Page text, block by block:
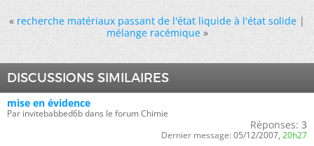
« recherche matériaux passant de l'état liquide à l'état solide|
mélange racémique »
DISCUSSIONS SIMILAIRES
mise en évidence
Par invitebabbed6b dans le forum Chimie
Réponses: 3
Dernier message: 05/12/2007, 20h27